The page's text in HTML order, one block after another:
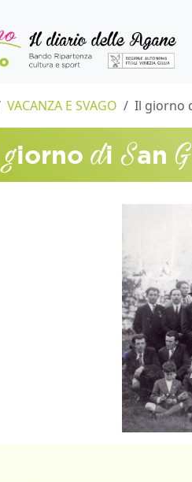
VACANZA E SVAGO Il giorno
lgiornodi San G